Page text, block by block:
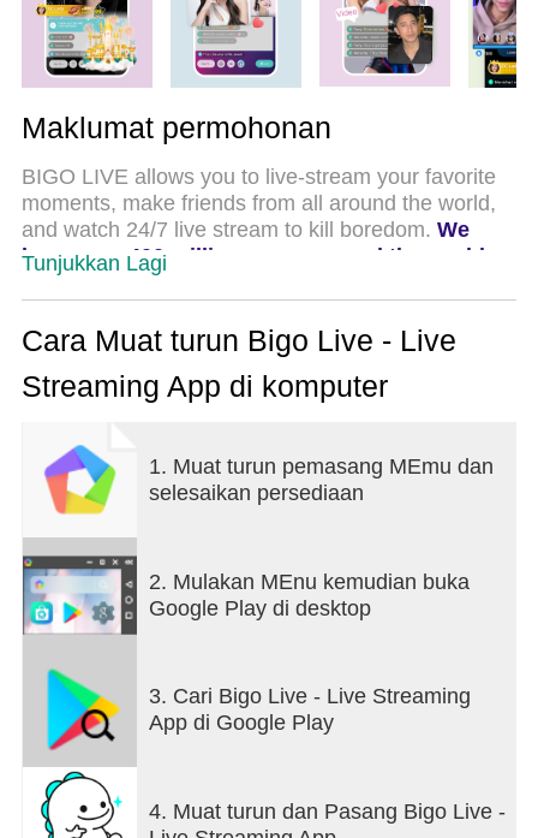
Maklumat permohonan
BIGO LIVE allows you to live-stream your favorite
moments, make friends from all around the world,
and watch 24/7 live stream to kill boredom. We
have over 400 million users around the world.
- Want to watch live streams and interact with hosts
in real-time
- Like chatting with people from around the world
- Enjoy watching gaming live streams and
discussing strategies
- Are interested in becoming an influencer by
- Like to support others who work hard for their
dreams
- Love luxury goods
WATCH LIVE STREAM
Millions of talented broadcasters, dancers, singers,
LIVE VIDEO CHAT / VIDEO CALL
Tunjukkan Lagi
Cara Muat turun Bigo Live - Live
Streaming App di komputer
1. Muat turun pemasang MEmu dan
selesaikan persediaan
2. Mulakan MEnu kemudian buka
Google Play di desktop
3. Cari Bigo Live - Live Streaming
App di Google Play
4. Muat turun dan Pasang Bigo Live -